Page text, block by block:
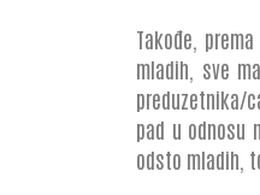
Takođe,
mladih, sve
preduzetnika/
pad u odnosu
odsto mladih,